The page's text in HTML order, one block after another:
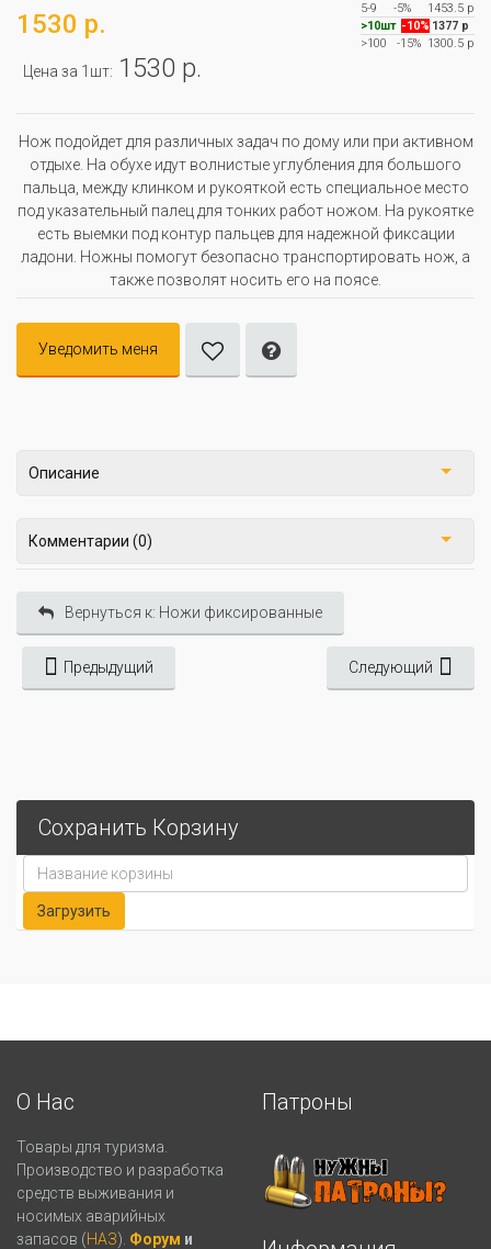
1530 р.
Цена за 1шт: 1530 р.
5-9
-5%
1453.5 р
>10шт -10% 1377 р
>100
-15% 1300.5 р
Нож подойдет для различных задач по дому или при активном
отдыхе. На обухе идут волнистые углубления для большого
пальца, между клинком и рукояткой есть специальное место
под указательный палец для тонких работ ножом. На рукоятке
есть выемки под контур пальцев для надежной фиксации
ладони. Ножны помогут безопасно транспортировать нож, а
также позволят носить его на поясе.
Уведомить меня
Описание
Комментарии (0)
Вернуться к: Ножи фиксированные
Предыдущий Следующий
Сохранить Корзину
О Нас
Товары для туризма.
Производство и разработка
средств выживания и
носимых аварийных
запасов (НАЗ). Форум и
Патроны